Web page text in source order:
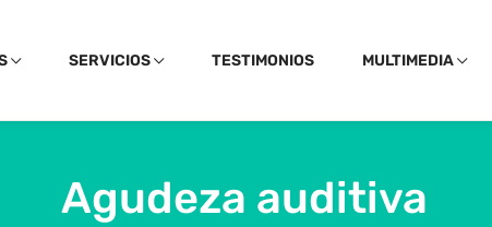
SERVICIOS TESTIMONIOS MULTIMEDIA
Agudeza auditiva